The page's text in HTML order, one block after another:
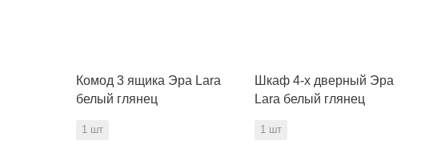
Комод 3 ящика Эра Lara
белый глянец
1 шт
Шкаф 4-х дверный Эра
Lara белый глянец
1 шт